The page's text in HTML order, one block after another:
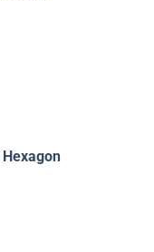
Hexagon